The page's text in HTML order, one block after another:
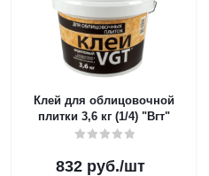
Клей для облицовочной
плитки 3,6 кг (1/4) "Вгт"
832 руб./шт